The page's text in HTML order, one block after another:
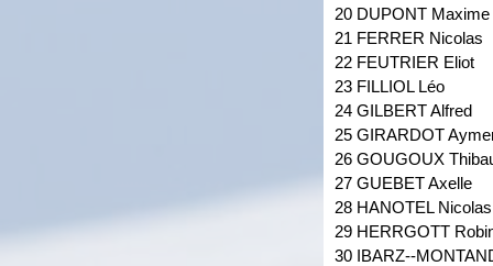
20 DUPONT Maxime
21 FERRER Nicolas
22 FEUTRIER Eliot
23 FILLIOL Léo
24 GILBERT Alfred
25 GIRARDOT
26 GOUGOUX
27 GUEBET Axelle
28 HANOTEL Nicolas
29 HERRGOTT
30 IBARZ--